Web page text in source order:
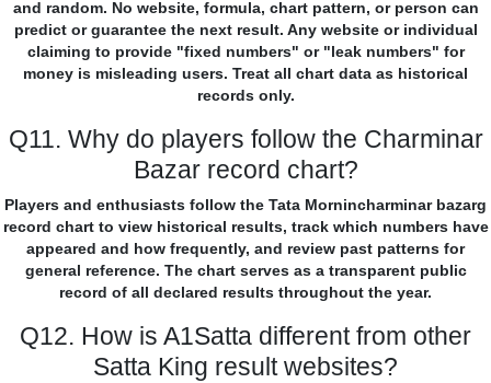
and random. No website, formula, chart pattern, or person can
predict or guarantee the next result. Any website or individual
claiming to provide "fixed numbers" or "leak numbers" for
money is misleading users. Treat all chart data as historical
records only.
Q11. Why do players follow the Charminar
Bazar record chart?
Players and enthusiasts follow the Tata Mornincharminar bazarg
record chart to view historical results, track which numbers have
appeared and how frequently, and review past patterns for
general reference. The chart serves as a transparent public
record of all declared results throughout the year.
Q12. How is A1Satta different from other
Satta King result websites?